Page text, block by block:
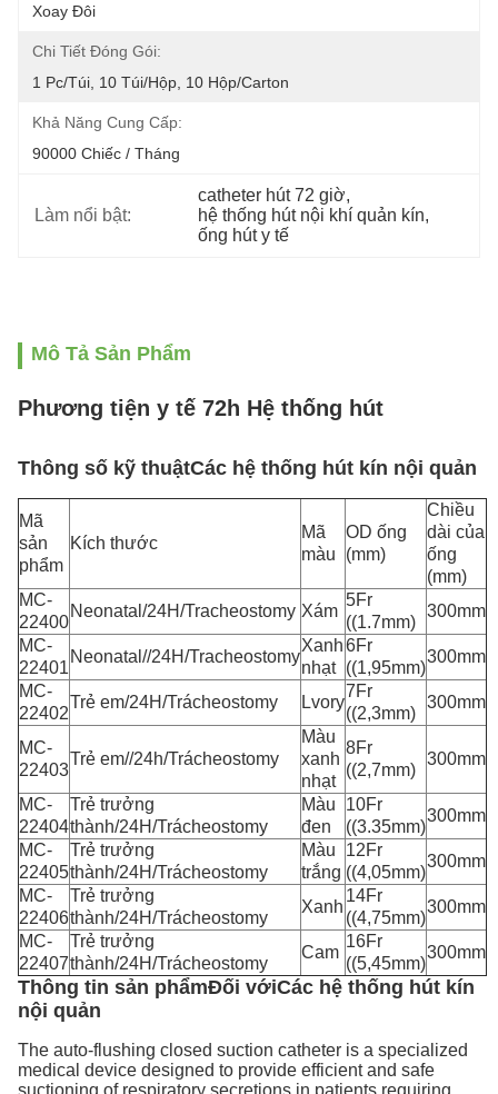
Xoay Đôi
Chi Tiết Đóng Gói:
1 Pc/túi, 10 Túi/hộp, 10 Hộp/carton
Khả Năng Cung Cấp:
90000 Chiếc / Tháng
Làm nổi bật:
catheter hút 72 giờ,
hệ thống hút nội khí quản kín,
ống hút y tế
Mô Tả Sản Phẩm
Phương tiện y tế 72h Hệ thống hút
Thông số kỹ thuậtCác hệ thống hút kín nội quản
Mã
sản
phẩm
Kích thước
Mã
màu
OD ống
(mm)
Chiều
dài của
ống
(mm)
MC-
22400
Neonatal/24H/Tracheostomy Xám
5Fr
((1.7mm)
300mm
MC-
22401
Neonatal//24H/Tracheostomy
Xanh
nhạt
6Fr
((1,95mm)
300mm
MC-
22402
Trẻ em/24H/Trácheostomy Lvory
7Fr
((2,3mm)
300mm
MC-
22403
Trẻ em//24h/Trácheostomy
Màu
xanh
nhạt
8Fr
((2,7mm)
300mm
MC-
22404
Trẻ trưởng
thành/24H/Trácheostomy
Màu
đen
10Fr
((3.35mm)
300mm
MC-
22405
Trẻ trưởng
thành/24H/Trácheostomy
Màu
trắng
12Fr
((4,05mm)
300mm
MC-
22406
Trẻ trưởng
thành/24H/Trácheostomy
Xanh
14Fr
((4,75mm)
300mm
MC-
22407
Trẻ trưởng
thành/24H/Trácheostomy
Cam
16Fr
((5,45mm)
300mm
Thông tin sản phẩmĐối vớiCác hệ thống hút kín
nội quản
The auto-flushing closed suction catheter is a specialized
medical device designed to provide efficient and safe
suctioning of respiratory secretions in patients requiring